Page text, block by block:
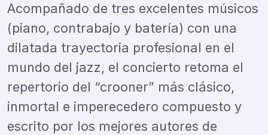
Acompañado de tres excelentes músicos
(piano, contrabajo y batería) con una
dilatada trayectoria profesional en el
mundo del jazz, el concierto retoma el
repertorio del “crooner” más clásico,
inmortal e imperecedero compuesto y
escrito por los mejores autores de